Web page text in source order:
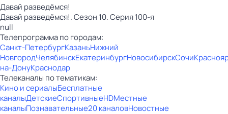
Давай рaзвeдёмся!
Давай рaзвeдёмся!. Сезон 10. Серия 100-я
null
Телепрограмма по городам:
Санкт-ПетербургКазаньНижний
НовгородЧелябинскЕкатеринбургНовосибирскСочи
на-ДонуКраснодар
Телеканалы по тематикам:
Кино и сериалыБесплатные
каналыДетскиеСпортивныеHDМестные
каналыПознавательные20 каналовНовостные